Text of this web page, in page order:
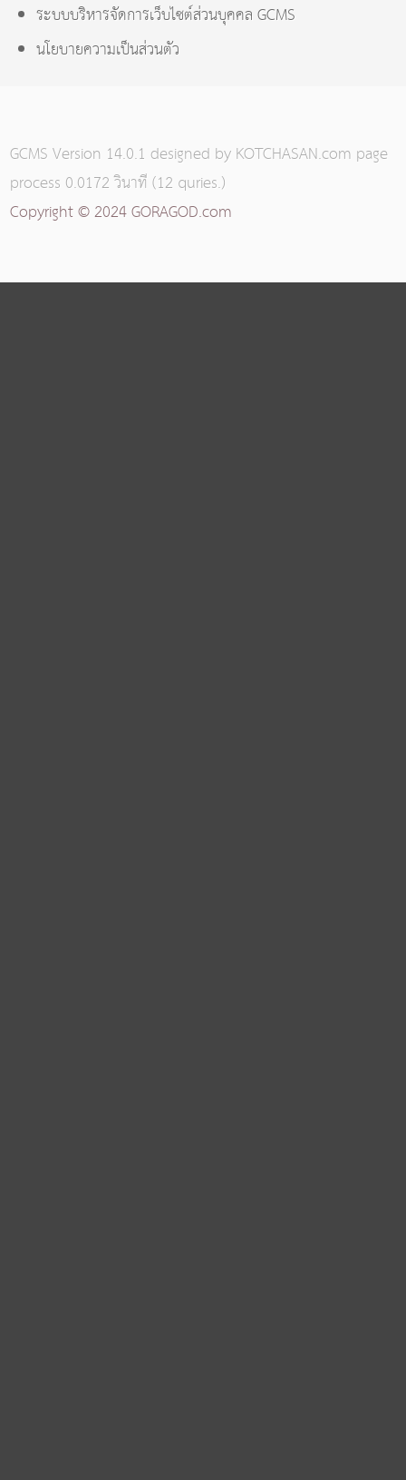
ระบบบริหารจัดการเว็บไซต์ส่วนบุคคล GCMS
นโยบายความเป็นส่วนตัว
GCMS Version 14.0.1 designed byKOTCHASAN.com page
process 0.0172วินาที (12 quries.)
Copyright © 2024 GORAGOD.com